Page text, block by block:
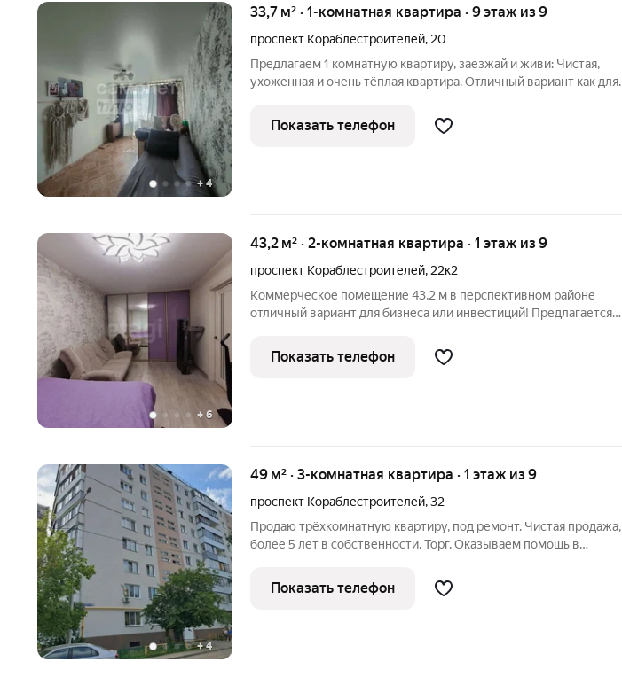
+ 4
33,7 м² · 1-комнатная квартира · 9 этаж из 9
проспект Кораблестроителей, 20
Предлагаем 1 комнатную квартиру, заезжай и живи: Чистая,
ухоженная и очень тёплая квартира. Отличный вариант как для
Удачное расположение: Дом утеплен, удалён от шумных
магистралей, тихий
Показать телефон
+ 6
43,2 м² · 2-комнатная квартира · 1 этаж из 9
проспект Кораблестроителей, 22к2
Коммерческое помещение 43,2 м в перспективном районе
отличный вариант для бизнеса или инвестиций! Предлагается
использования под различные виды деятельности. Основные
преимущества: площадь
Показать телефон
+4
49 м² · 3-комнатная квартира · 1 этаж из 9
проспект Кораблестроителей,32
Продаю трёхкомнатную квартиру, под ремонт. Чистая продажа,
более 5 лет в собственности. Торг. Оказываем помощь в
официальными партнерами самых известных банков - ПАО
Сбербанк России - Банк ВТБ ПАО
Показать телефон